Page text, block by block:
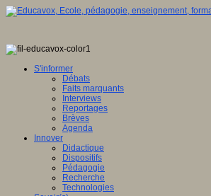
S'informer
Débats
Faits marquants
Interviews
Reportages
Brèves
Agenda
Innover
Didactique
Dispositifs
Pédagogie
Recherche
Technologies